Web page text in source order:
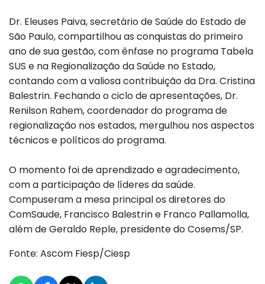
Dr. Eleuses Paiva, secretário de Saúde do Estado de
São Paulo, compartilhou as conquistas do primeiro
ano de sua gestão, com ênfase no programa Tabela
SUS e na Regionalização da Saúde no Estado,
contando com a valiosa contribuição da Dra. Cristina
Balestrin. Fechando o ciclo de apresentações, Dr.
Renilson Rahem, coordenador do programa de
regionalização nos estados, mergulhou nos aspectos
técnicos e políticos do programa.
O momento foi de aprendizado e agradecimento,
com a participação de líderes da saúde.
Compuseram a mesa principal os diretores do
ComSaude, Francisco Balestrin e Franco Pallamolla,
além de Geraldo Reple, presidente do Cosems/SP.
Fonte: Ascom Fiesp/Ciesp